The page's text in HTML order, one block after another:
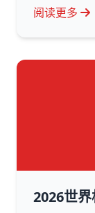
阅读更多
2026世